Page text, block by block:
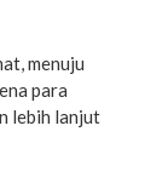
menuju
para
lebih lanjut